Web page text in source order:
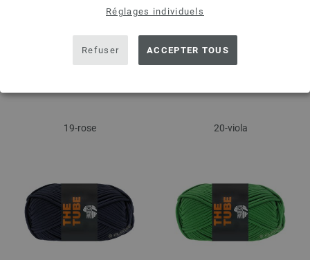
Réglages individuels
Refuser ACCEPTER TOUS
19-rose 20-viola